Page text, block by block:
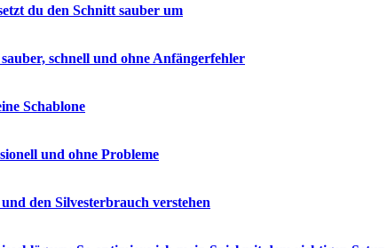
du den Schnitt sauber um
schnell und ohne Anfängerfehler
Schablone
und ohne Probleme
den Silvesterbrauch verstehen